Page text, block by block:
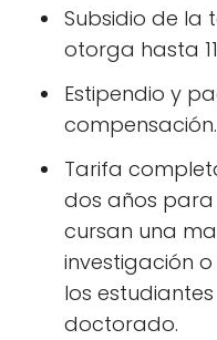
Subsidio de la
otorga hasta
Estipendio y
compensación.
Tarifa
dos años para
cursan una
investigación
los
doctorado.